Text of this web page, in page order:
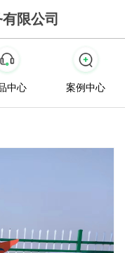
限公司
中心 案例中心